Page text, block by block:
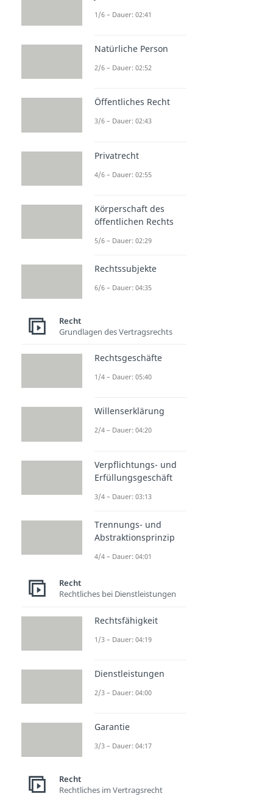
1/6 – Dauer: 02:41
Natürliche Person
2/6 – Dauer: 02:52
Öffentliches Recht
3/6 – Dauer: 02:43
Privatrecht
4/6 – Dauer: 02:55
Körperschaft des
öffentlichen Rechts
5/6 – Dauer: 02:29
Rechtssubjekte
6/6 – Dauer: 04:35
Recht
Grundlagen des Vertragsrechts
Rechtsgeschäfte
1/4 – Dauer: 05:40
Willenserklärung
2/4 – Dauer: 04:20
Verpflichtungs- und
Erfüllungsgeschäft
3/4 – Dauer: 03:13
Trennungs- und
Abstraktionsprinzip
4/4 – Dauer: 04:01
Recht
Rechtliches bei Dienstleistungen
Rechtsfähigkeit
1/3 – Dauer: 04:19
Dienstleistungen
2/3 – Dauer: 04:00
Garantie
3/3 – Dauer: 04:17
Recht
Rechtliches im Vertragsrecht